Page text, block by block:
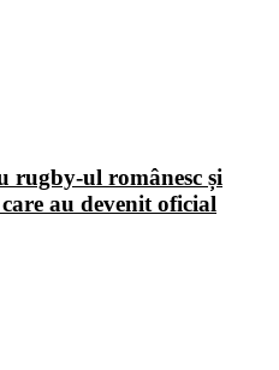
rugby-ul românesc și
au devenit oficial